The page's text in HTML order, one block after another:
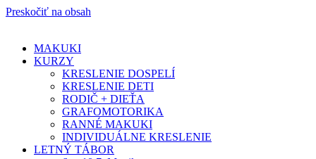
Preskočiť na obsah
MAKUKI
KURZY
KRESLENIE DOSPELÍ
KRESLENIE DETI
RODIČ + DIEŤA
GRAFOMOTORIKA
RANNÉ MAKUKI
INDIVIDUÁLNE KRESLENIE
LETNÝ TÁBOR